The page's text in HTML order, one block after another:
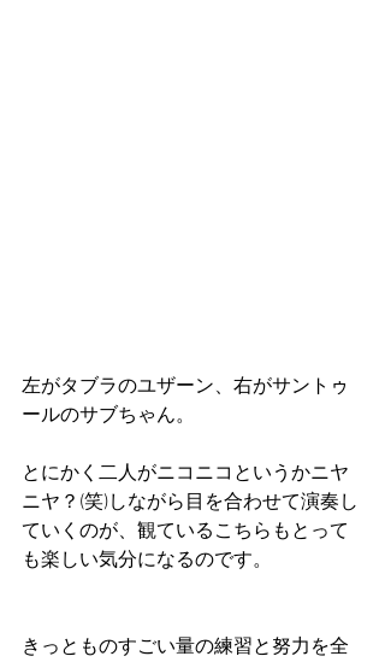
左がタブラのユザーン、右がサントゥ
ールのサブちゃん。
とにかく二人がニコニコというかニヤ
ニヤ？(笑)しながら目を合わせて演奏し
ていくのが、観ているこちらもとって
も楽しい気分になるのです。
きっとものすごい量の練習と努力を全